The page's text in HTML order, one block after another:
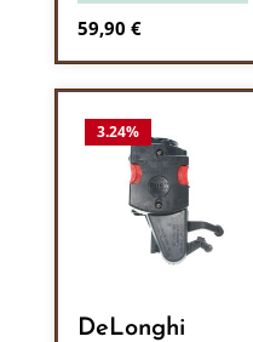
Regulärer Preis:
59,90 €
3.24%
DeLonghi